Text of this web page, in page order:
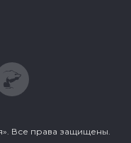
Все права защищены.